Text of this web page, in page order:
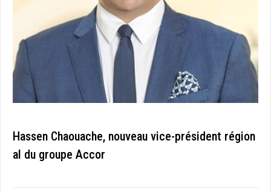
Hassen Chaouache, nouveau vice-président région
al du groupe Accor